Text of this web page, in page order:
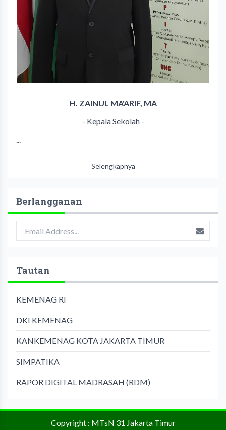
H. ZAINUL MA'ARIF, MA
- Kepala Sekolah -
...
Selengkapnya
Berlangganan
Tautan
KEMENAG RI
DKI KEMENAG
KANKEMENAG KOTA JAKARTA TIMUR
SIMPATIKA
RAPOR DIGITAL MADRASAH (RDM)
Copyright : MTsN 31 Jakarta Timur